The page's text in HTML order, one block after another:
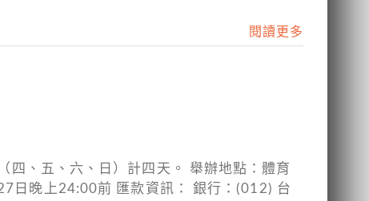
閱讀更多
、五、六、日）計四天。 舉辦地點：體育
日晚上24:00前 匯款資訊： 銀行：(012) 台